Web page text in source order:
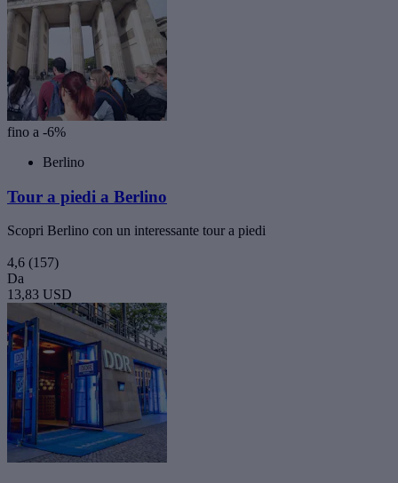
fino a -6%
Berlino
Tour a piedi a Berlino
Scopri Berlino con un interessante tour a piedi
4,6 (157)
Da
13,83 USD